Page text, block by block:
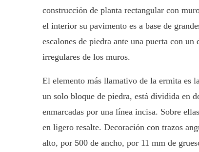
construcción de planta rectangular con
el interior su pavimento es a base de
escalones de piedra ante una puerta con
irregulares de los muros.
El elemento más llamativo de la ermita es
un solo bloque de piedra, está dividida en
enmarcadas por una línea incisa. Sobre
en ligero resalte. Decoración con trazos
alto, por 500 de ancho, por 11 mm de